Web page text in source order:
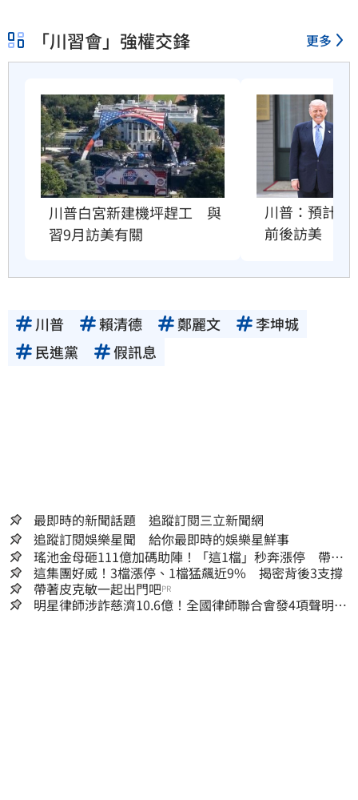
「川習會」強權交鋒 更多
川普白宮新建機坪趕工　與
習9月訪美有關
川普：預計習
前後訪美
川普 賴清德 鄭麗文
李坤城
民進黨
假訊息
最即時的新聞話題 追蹤訂閱三立新聞網
追蹤訂閱娛樂星聞 給你最即時的娛樂星鮮事
瑤池金母砸111億加碼助陣！「這1檔」秒奔漲停 帶領
散熱雙雄點火
這集團好威！3檔漲停、1檔猛飆近9% 揭密背後3支撐
帶著皮克敏一起出門吧PR
明星律師涉詐慈濟10.6億！全國律師聯合會發4項聲明